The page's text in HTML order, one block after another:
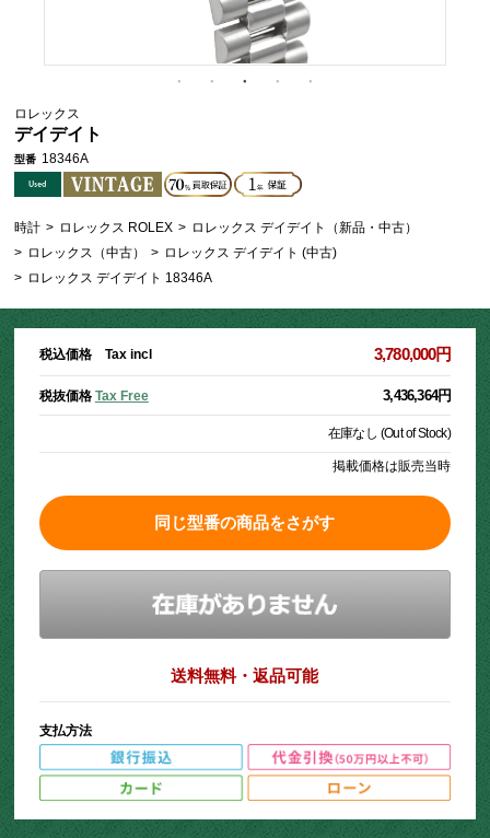
ロレックス
デイデイト
型番 18346A
時計 > ロレックス ROLEX > ロレックス デイデイト（新品・中古）
> ロレックス（中古） > ロレックス デイデイト (中古)
> ロレックス デイデイト 18346A
税込価格 Tax incl 3,780,000円
税抜価格 Tax Free 3,436,364円
在庫なし (Out of Stock)
掲載価格は販売当時
同じ型番の商品をさがす
送料無料・返品可能
支払方法